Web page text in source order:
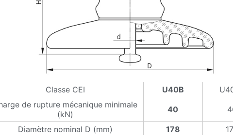
Classe CEI U40B
de rupture mécanique minimale
(kN)
40
Diamètre nominal D (mm) 178